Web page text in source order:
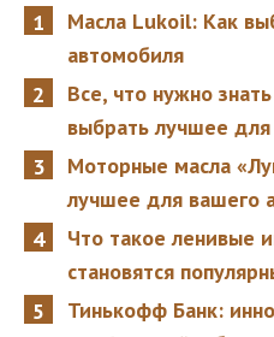
Масла Lukoil: Как
автомобиля
Все, что нужно
выбрать лучшее
Моторные масла
лучшее для вашего
Что такое ленивые
становятся
Тинькофф Банк: